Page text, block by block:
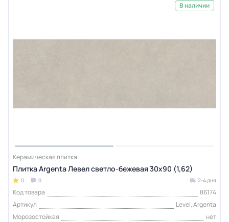
В наличии
Керамическая плитка
Плитка Argenta Левел светло-бежевая 30х90 (1,62)
0 0 2-4 дня
Код товара
86174
Артикул
Level, Argenta
Морозостойкая
нет